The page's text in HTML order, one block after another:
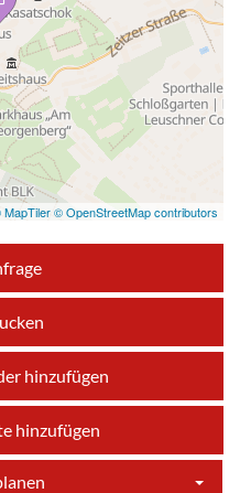
© OpenStreetMap contributors
hinzufügen
hinzufügen